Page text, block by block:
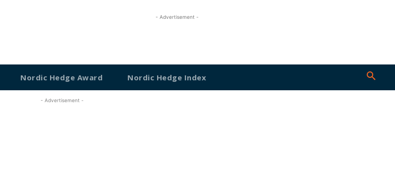
- Advertisement -
Nordic Hedge Award Nordic Hedge Index
- Advertisement -